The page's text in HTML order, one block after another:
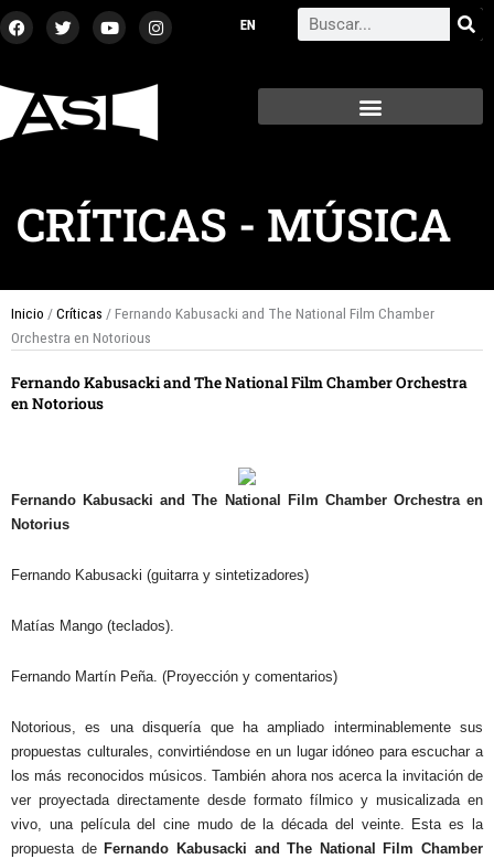
al
F
a
c
o
k
T
w
i
e
r
Y
o
u
b
I
n
s
a
Search
CRÍTICAS - MÚSICA
Inicio /Críticas / Fernando Kabusacki and The National Film Chamber
Orchestra en Notorious
Fernando Kabusacki and The National Film Chamber Orchestra
en Notorious
Fernando Kabusacki and The National Film Chamber Orchestra en
Notorius
Fernando Kabusacki (guitarra y sintetizadores)
Matías Mango (teclados).
Fernando Martín Peña. (Proyección y comentarios)
Notorious, es una disquería que ha ampliado interminablemente sus
propuestas culturales, convirtiéndose en un lugar idóneo para escuchar a
los más reconocidos músicos. También ahora nos acerca la invitación de
ver proyectada directamente desde formato fílmico y musicalizada en
vivo, una película del cine mudo de la década del veinte. Esta es la
propuesta deFernando Kabusacki and The National Film Chamber